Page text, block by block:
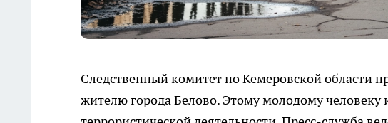
Следственный комитет по Кемеровской области
жителю города Белово. Этому молодому